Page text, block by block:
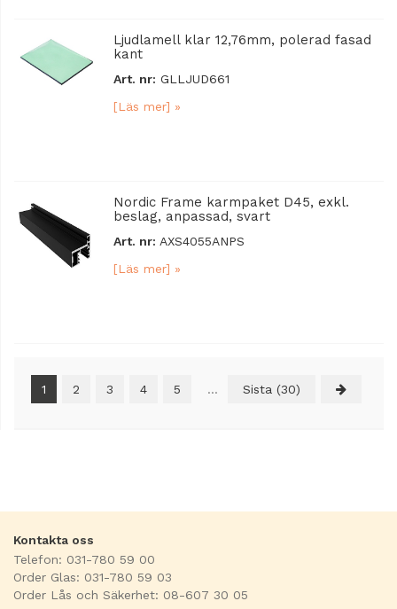
Ljudlamell klar 12,76mm, polerad fasad
kant
Art. nr: GLLJUD661
[Läs mer] »
Nordic Frame karmpaket D45, exkl.
beslag, anpassad, svart
Art. nr: AXS4055ANPS
[Läs mer] »
1 2 3 4 5 ... Sista (30)
Kontakta oss
Telefon: 031-780 59 00
Order Glas: 031-780 59 03
Order Lås och Säkerhet: 08-607 30 05